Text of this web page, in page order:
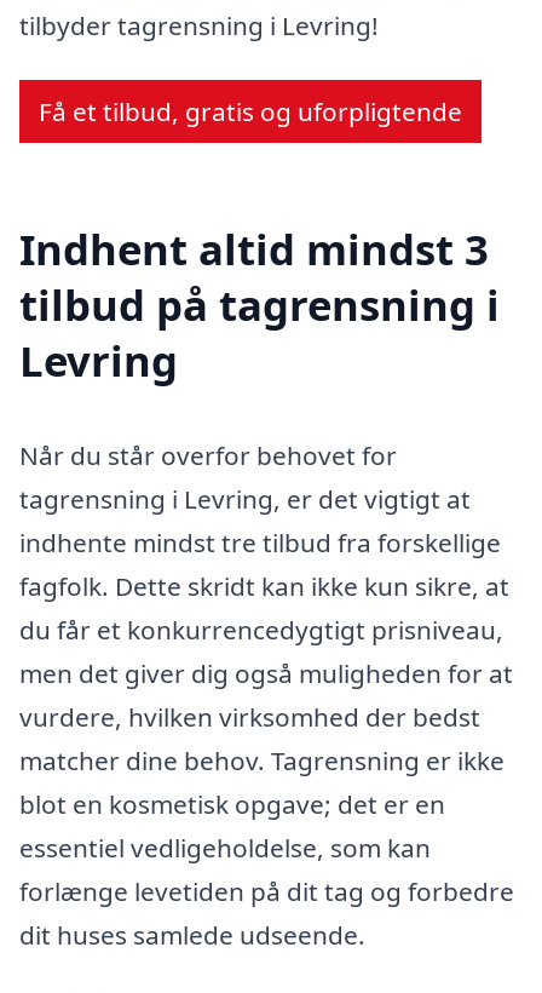
tilbyder tagrensning i Levring!
Få et tilbud, gratis og uforpligtende
Indhent altid mindst 3
tilbud på tagrensning i
Levring
Når du står overfor behovet for
tagrensning i Levring, er det vigtigt at
indhente mindst tre tilbud fra forskellige
fagfolk. Dette skridt kan ikke kun sikre, at
du får et konkurrencedygtigt prisniveau,
men det giver dig også muligheden for at
vurdere, hvilken virksomhed der bedst
matcher dine behov. Tagrensning er ikke
blot en kosmetisk opgave; det er en
essentiel vedligeholdelse, som kan
forlænge levetiden på dit tag og forbedre
dit huses samlede udseende.